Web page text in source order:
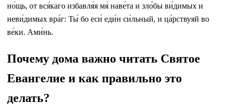
но́щь, от вся́каго избавля́я мя́ наве́та и зло́бы ви́димых и
неви́димых вра́г: Ты́ бо еси́ еди́н си́льный, и ца́рствуяй во
ве́ки. Ами́нь.
Почему дома важно читать Святое
Евангелие и как правильно это
делать?